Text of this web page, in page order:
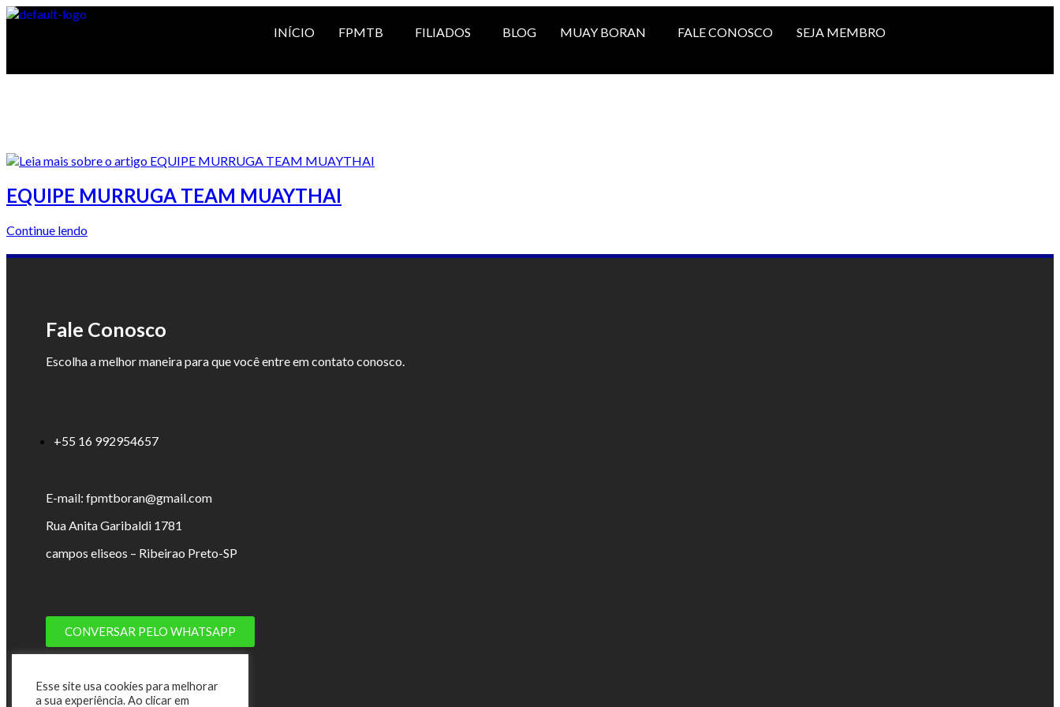
INÍCIO FPMTB FILIADOS BLOG MUAY BORAN FALE CONOSCO SEJA MEMBRO
EQUIPE MURRUGA TEAM MUAYTHAI
Continue lendo
Fale Conosco
Escolha a melhor maneira para que você entre em contato conosco.
+55 16 992954657
E-mail: fpmtboran@gmail.com
Rua Anita Garibaldi 1781
campos eliseos – Ribeirao Preto-SP
CONVERSAR PELO WHATSAPP
Esse site usa cookies para melhorar
a sua experiência. Ao clicar em